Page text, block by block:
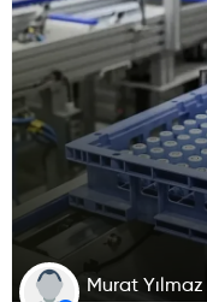
Murat Yılmaz